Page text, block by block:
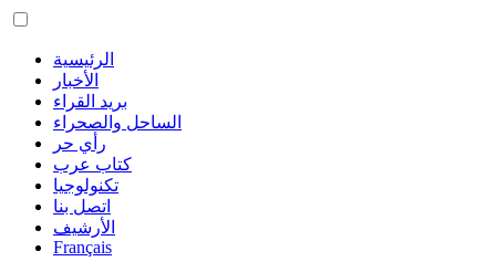
الرئيسية
الأخبار
بريد القراء
الساحل والصحراء
رأي حر
كتاب عرب
تكنولوجيا
اتصل بنا
الأرشيف
Français